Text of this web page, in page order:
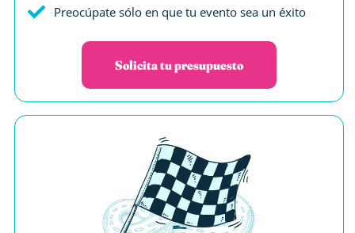
Preocúpate sólo en que tu evento sea un éxito
Solicita tu presupuesto